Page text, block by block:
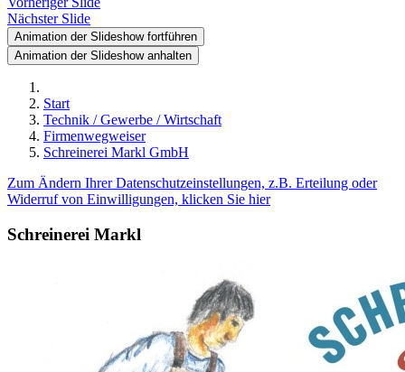
Nächster Slide
Animation der Slideshow fortführen
Animation der Slideshow anhalten
Start
Technik / Gewerbe / Wirtschaft
Firmenwegweiser
Schreinerei Markl GmbH
Zum Ändern Ihrer Datenschutzeinstellungen, z.B. Erteilung oder
Widerruf von Einwilligungen, klicken Sie hier
Schreinerei Markl